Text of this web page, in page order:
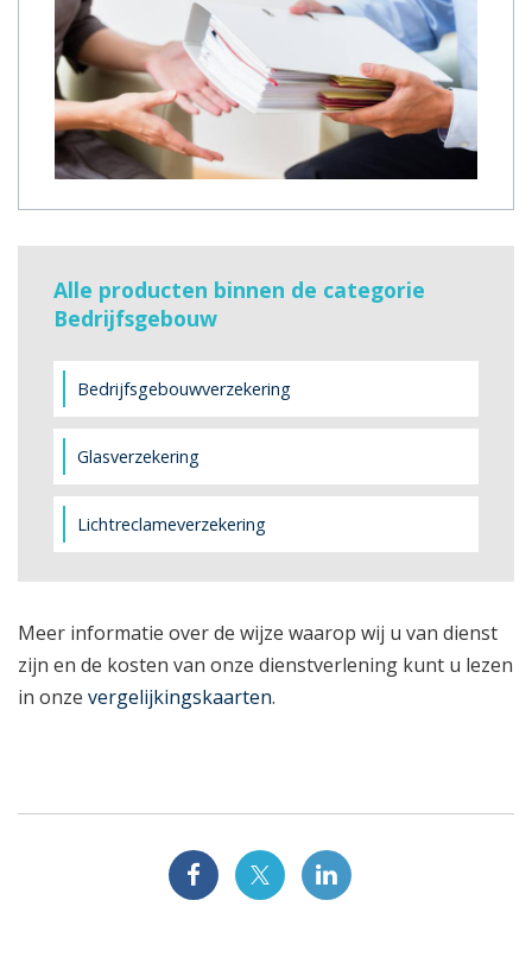
Alle producten binnen de categorie
Bedrijfsgebouw
Bedrijfsgebouwverzekering
Glasverzekering
Lichtreclameverzekering
Meer informatie over de wijze waarop wij u van dienst
zijn en de kosten van onze dienstverlening kunt u lezen
in onze vergelijkingskaarten.